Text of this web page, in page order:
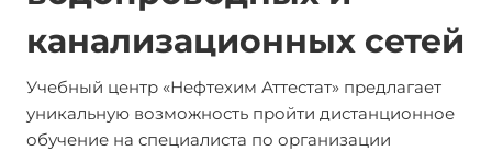
канализационных сетей
Учебный центр «Нефтехим Аттестат» предлагает
уникальную возможность пройти дистанционное
обучение на специалиста по организации